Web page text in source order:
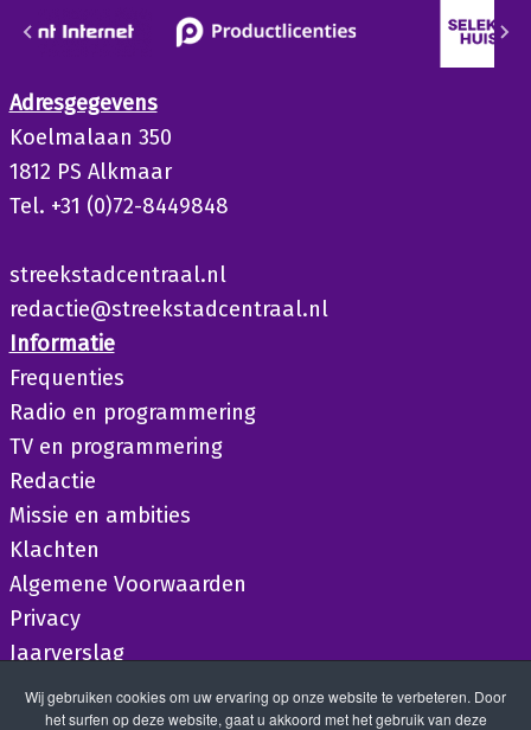
Adresgegevens
Koelmalaan 350
1812 PS Alkmaar
Tel. +31 (0)72-8449848
streekstadcentraal.nl
redactie@streekstadcentraal.nl
Informatie
Frequenties
Radio en programmering
TV en programmering
Redactie
Missie en ambities
Klachten
Algemene Voorwaarden
Privacy
Jaarverslag
Wij gebruiken cookies om uw ervaring op onze website te verbeteren. Door
het surfen op deze website, gaat u akkoord met het gebruik van deze